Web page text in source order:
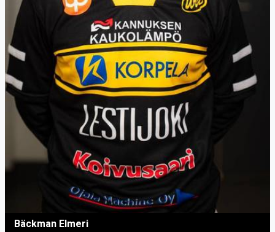
Bäckman Elmeri